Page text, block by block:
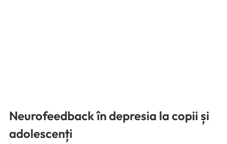
Neurofeedback în depresia la copii și
adolescenți